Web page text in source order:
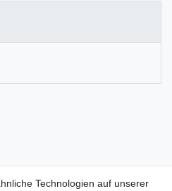
Technologien auf unserer